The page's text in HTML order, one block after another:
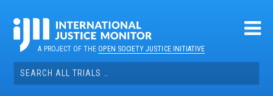
contentA PROJECT OF THEOPEN SOCIETY JUSTICE INITIATIVE
Search
for: